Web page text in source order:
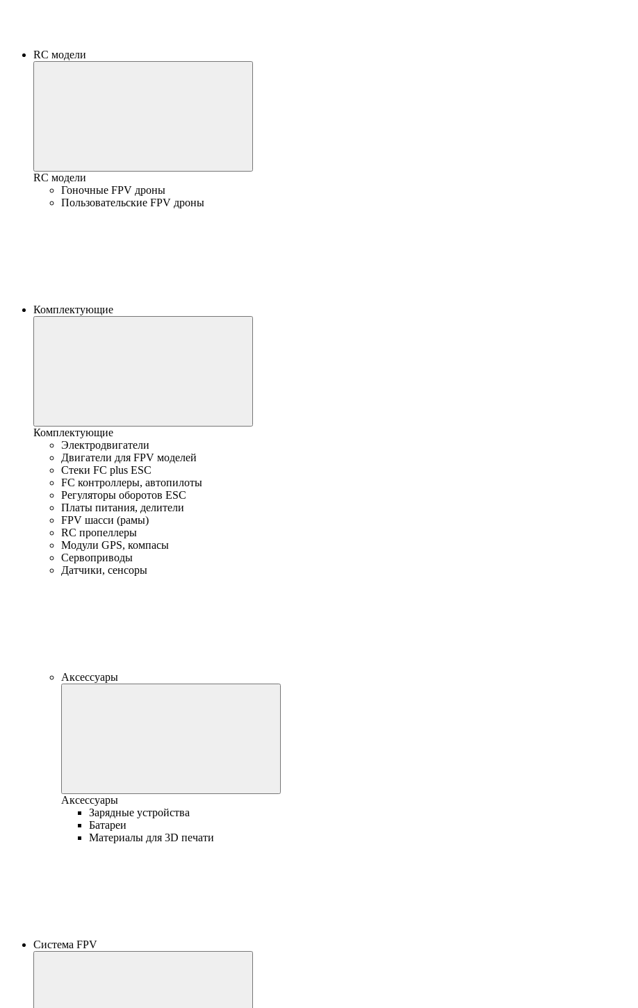
RC модели
RC модели
Гоночные FPV дроны
Пользовательские FPV дроны
Комплектующие
Комплектующие
Электродвигатели
Двигатели для FPV моделей
Стеки FC plus ESC
FC контроллеры, автопилоты
Регуляторы оборотов ESC
Платы питания, делители
FPV шасси (рамы)
RC пропеллеры
Модули GPS, компасы
Сервоприводы
Датчики, сенсоры
Аксессуары
Аксессуары
Зарядные устройства
Батареи
Материалы для 3D печати
Система FPV